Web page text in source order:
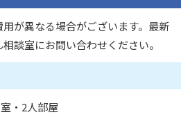
が異なる場合がございます。最新
談室にお問い合わせください。
・2人部屋